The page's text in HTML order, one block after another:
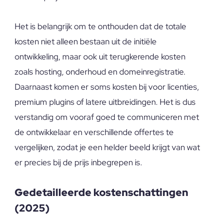
Het is belangrijk om te onthouden dat de totale
kosten niet alleen bestaan uit de initiële
ontwikkeling, maar ook uit terugkerende kosten
zoals hosting, onderhoud en domeinregistratie.
Daarnaast komen er soms kosten bij voor licenties,
premium plugins of latere uitbreidingen. Het is dus
verstandig om vooraf goed te communiceren met
de ontwikkelaar en verschillende offertes te
vergelijken, zodat je een helder beeld krijgt van wat
er precies bij de prijs inbegrepen is.
Gedetailleerde kostenschattingen
(2025)